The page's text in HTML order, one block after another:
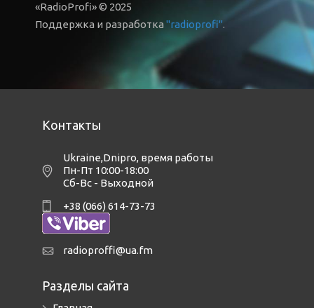
«RadioProfi» © 2025
Поддержка и разработка"radioprofi".
Контакты
Ukraine,Dnipro, время работы
Пн-Пт 10:00-18:00
Сб-Вс - Выходной
+38 (066) 614-73-73
radioproffi@ua.fm
Разделы сайта